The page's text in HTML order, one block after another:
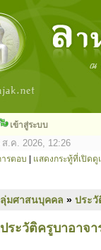
เข้าสู่ระบบ
.ค. 2026, 12:26
รตอบ แสดงกระทู้ที่เปิดดู
มศาสนบุคคล » ประวั
ระวัติครูบาอาจ